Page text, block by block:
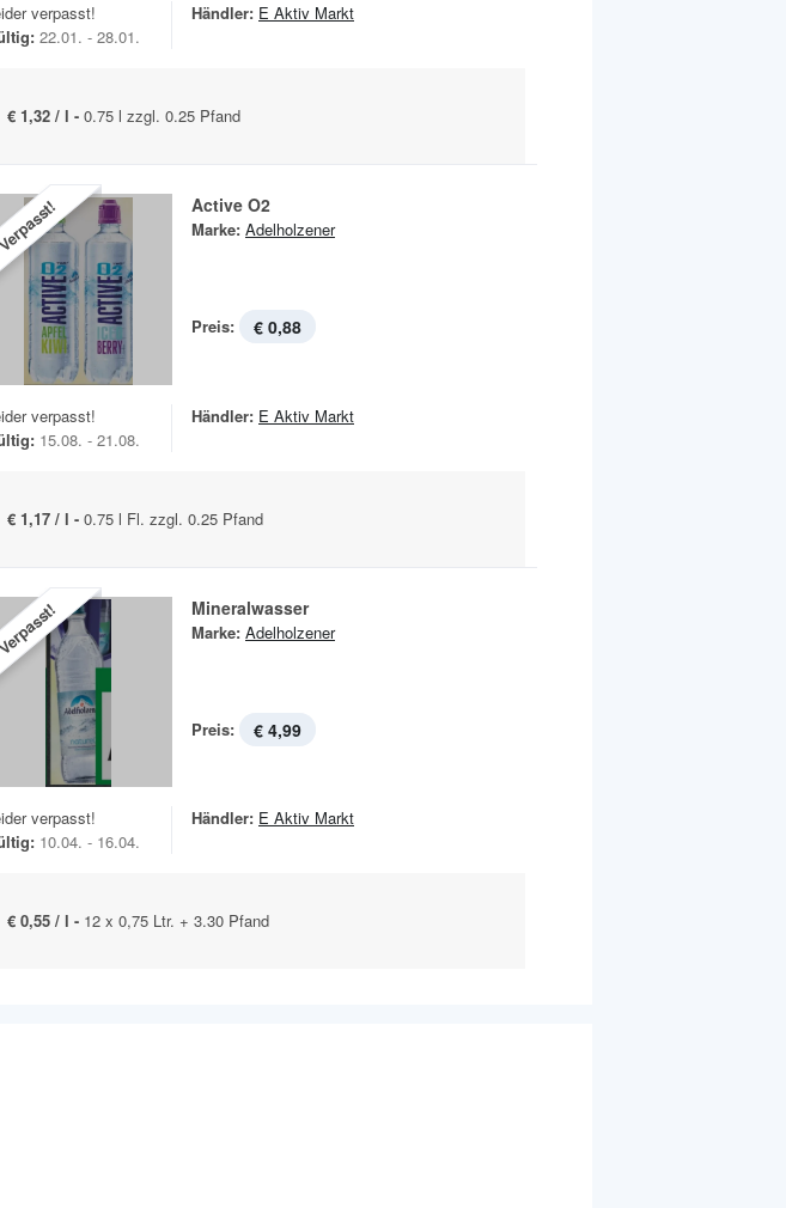
verpasst!
22.01. - 28.01.
Händler: E Aktiv Markt
€ 1,32 / l - 0.75 l zzgl. 0.25 Pfand
Active O2
Marke: Adelholzener
Preis: € 0,88
verpasst!
15.08. - 21.08.
Händler: E Aktiv Markt
€ 1,17 / l - 0.75 l Fl. zzgl. 0.25 Pfand
Mineralwasser
Marke: Adelholzener
Preis: € 4,99
verpasst!
10.04. - 16.04.
Händler: E Aktiv Markt
€ 0,55 / l - 12 x 0,75 Ltr. + 3.30 Pfand